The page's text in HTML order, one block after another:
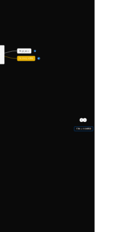
🎯 はじめに
🔧 プロセス実装 30
行動による信頼構築